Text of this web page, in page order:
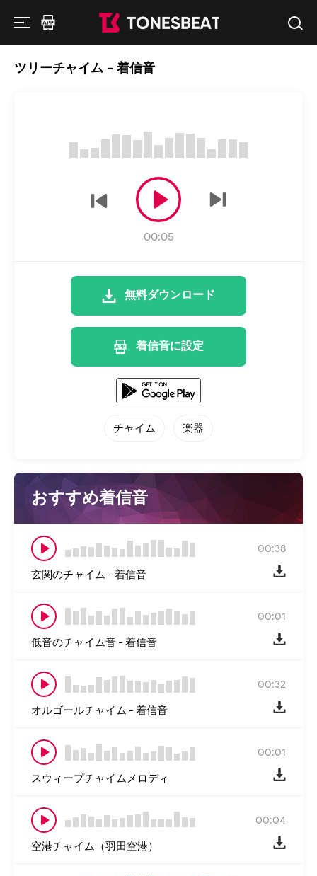
ツリーチャイム - 着信音
00:05
無料ダウンロード
着信音に設定
チャイム 楽器
おすすめ着信音
00:38
玄関のチャイム - 着信音
00:01
低音のチャイム音 - 着信音
00:32
オルゴールチャイム - 着信音
00:01
スウィープチャイムメロディ
00:04
空港チャイム（羽田空港）